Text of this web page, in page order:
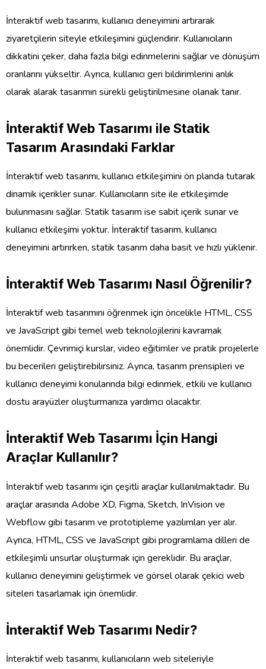
İnteraktif web tasarımı, kullanıcı deneyimini artırarak
ziyaretçilerin siteyle etkileşimini güçlendirir. Kullanıcıların
dikkatini çeker, daha fazla bilgi edinmelerini sağlar ve dönüşüm
oranlarını yükseltir. Ayrıca, kullanıcı geri bildirimlerini anlık
olarak alarak tasarımın sürekli geliştirilmesine olanak tanır.
İnteraktif Web Tasarımı ile Statik
Tasarım Arasındaki Farklar
İnteraktif web tasarımı, kullanıcı etkileşimini ön planda tutarak
dinamik içerikler sunar. Kullanıcıların site ile etkileşimde
bulunmasını sağlar. Statik tasarım ise sabit içerik sunar ve
kullanıcı etkileşimi yoktur. İnteraktif tasarım, kullanıcı
deneyimini artırırken, statik tasarım daha basit ve hızlı yüklenir.
İnteraktif Web Tasarımı Nasıl Öğrenilir?
İnteraktif web tasarımını öğrenmek için öncelikle HTML, CSS
ve JavaScript gibi temel web teknolojilerini kavramak
önemlidir. Çevrimiçi kurslar, video eğitimler ve pratik projelerle
bu becerileri geliştirebilirsiniz. Ayrıca, tasarım prensipleri ve
kullanıcı deneyimi konularında bilgi edinmek, etkili ve kullanıcı
dostu arayüzler oluşturmanıza yardımcı olacaktır.
İnteraktif Web Tasarımı İçin Hangi
Araçlar Kullanılır?
İnteraktif web tasarımı için çeşitli araçlar kullanılmaktadır. Bu
araçlar arasında Adobe XD, Figma, Sketch, InVision ve
Webflow gibi tasarım ve prototipleme yazılımları yer alır.
Ayrıca, HTML, CSS ve JavaScript gibi programlama dilleri de
etkileşimli unsurlar oluşturmak için gereklidir. Bu araçlar,
kullanıcı deneyimini geliştirmek ve görsel olarak çekici web
siteleri tasarlamak için önemlidir.
İnteraktif Web Tasarımı Nedir?
İnteraktif web tasarımı, kullanıcıların web siteleriyle